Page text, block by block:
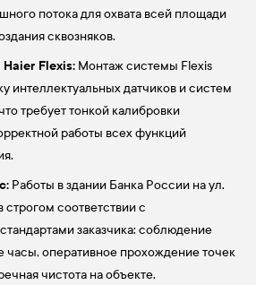
потока для охвата всей площади
сквозняков.
Haier Flexis: Монтаж системы Flexis
интеллектуальных датчиков и систем
требует тонкой калибровки
работы всех функций
Работы в здании Банка России на ул.
соответствии с
заказчика: соблюдение
часы, оперативное прохождение точек
чистота на объекте.